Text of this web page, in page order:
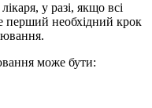
у разі, якщо всі
перший необхідний крок
може бути: